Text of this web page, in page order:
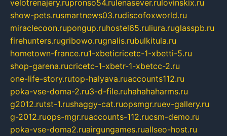
velotrenajery.rupronso54.rulenasever.rulovinskix.ru
show-pets.rusmartnews03.rudiscofoxworld.ru
miraclecoon.rupongup.ruhostel65.ruliura.ruglasspb.ru
firehunters.rugribowo.rugnalis.rubulkitula.ru
hometown-france.ru1-xbeticricetc-1-xbetti-5.ru
shop-garena.rucricetc-1-xbetr-1-xbetcc-2.ru
one-life-story.rutop-halyava.ruaccounts112.ru
poka-vse-doma-2.ru3-d-file.ruhahahaharms.ru
g2012.rutst-1.rushaggy-cat.ruopsmgr.ruev-gallery.ru
g-2012.ruops-mgr.ruaccounts-112.rucsm-demo.ru
poka-vse-doma2.ruairgungames.ruallseo-host.ru